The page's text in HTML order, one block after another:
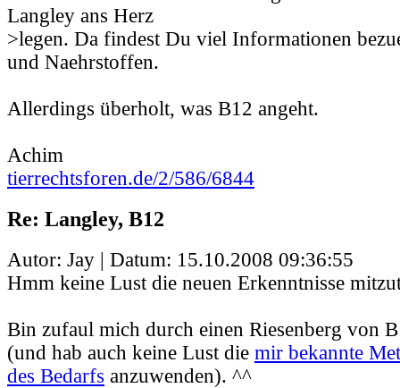
Langley ans Herz
>legen. Da findest Du viel Informationen
und Naehrstoffen.
Allerdings überholt, was B12 angeht.
Achim
tierrechtsforen.de/2/586/6844
Re: Langley, B12
Autor: Jay | Datum: 15.10.2008 09:36:55
Hmm keine Lust die neuen Erkenntnisse
Bin zufaul mich durch einen Riesenberg von
(und hab auch keine Lust die mir bekannte
des Bedarfs anzuwenden). ^^